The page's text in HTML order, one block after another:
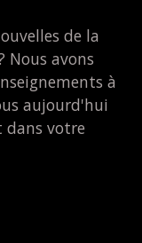
de la
Nous avons
à
aujourd'hui
dans votre